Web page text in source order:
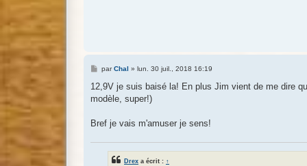
M
s
s
a
parChal » lun. 30 juil., 2018 16:19
12,9V je suis baisé la! En plus Jim vient de me dire
modèle, super!)
Bref je vais m'amuser je sens!
Drex a écrit : ↑